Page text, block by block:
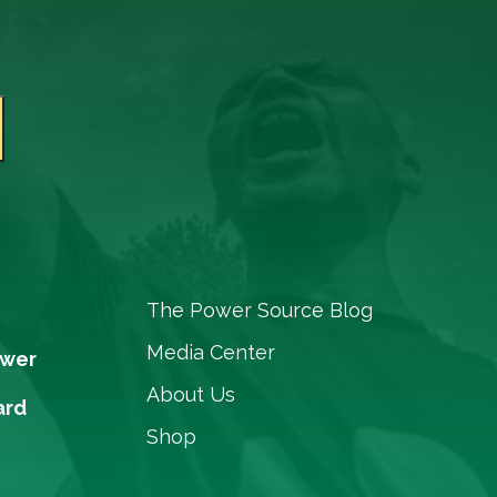
The Power Source Blog
Media Center
About Us
Shop